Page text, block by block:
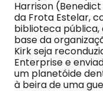
Harrison
da Frota Estelar,
biblioteca
base da
Kirk seja
Enterprise e
um planetóide
à beira de uma